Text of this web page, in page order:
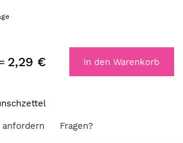
2,29 € In den Warenkorb
Fragen?